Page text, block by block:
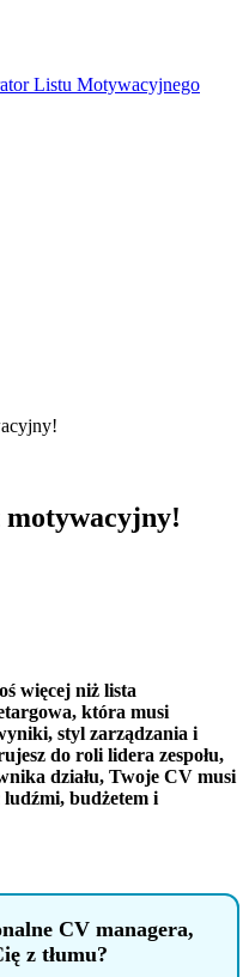
Listu Motywacyjnego
motywacyjny!
więcej niż lista
która musi
styl zarządzania i
do roli lidera zespołu,
działu, Twoje CV musi
budżetem i
CV managera,
z tłumu?